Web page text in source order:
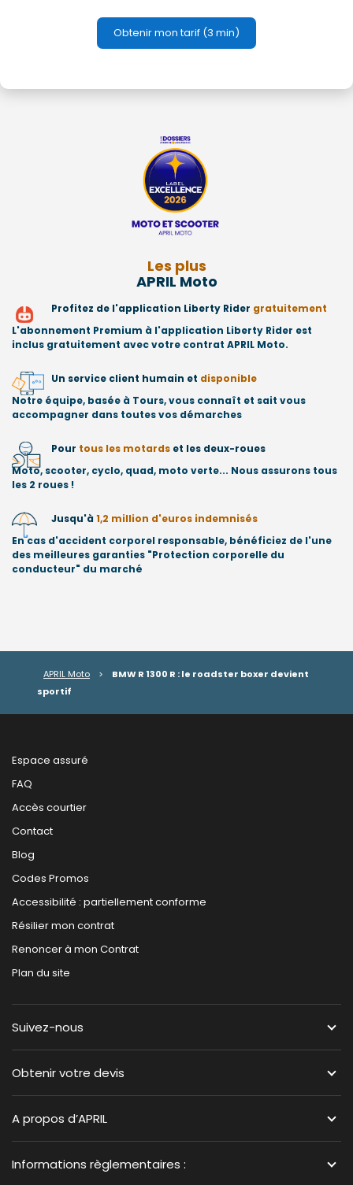
Obtenir mon tarif (3 min)
Les plus
APRIL Moto
Profitez de l'application Liberty Rider gratuitement
L'abonnement Premium à l'application Liberty Rider est
inclus gratuitement avec votre contrat APRIL Moto.
Un service client humain et disponible
Notre équipe, basée à Tours, vous connaît et sait vous
accompagner dans toutes vos démarches
Pour tous les motards et les deux-roues
Moto, scooter, cyclo, quad, moto verte... Nous assurons tous
les 2 roues !
Jusqu'à 1,2 million d'euros indemnisés
En cas d'accident corporel responsable, bénéficiez de l'une
des meilleures garanties "Protection corporelle du
conducteur" du marché
APRIL Moto >
BMW R 1300 R : le roadster boxer devient
sportif
Espace assuré
FAQ
Accès courtier
Contact
Blog
Codes Promos
Accessibilité : partiellement conforme
Résilier mon contrat
Renoncer à mon Contrat
Plan du site
Suivez-nous
Obtenir votre devis
A propos d’APRIL
Informations règlementaires :